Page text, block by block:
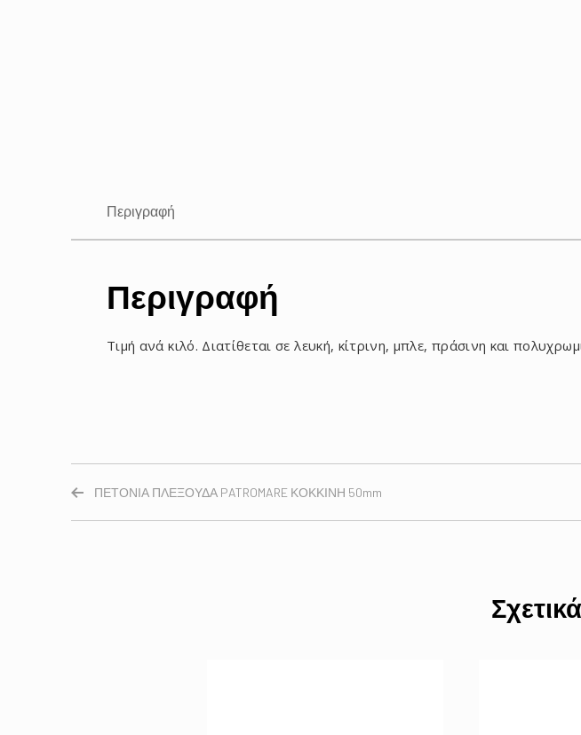
Περιγραφή
Περιγραφή
Τιμή ανά κιλό. Διατίθεται σε λευκή, κίτρινη, μπλε, πράσινη και
ΠΕΤΟΝΙΑ ΠΛΕΞΟΥΔΑ PATROMARE ΚΟΚΚΙΝΗ 50mm